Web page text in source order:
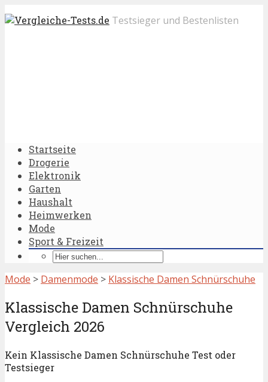
Testsieger und Bestenlisten
Startseite
Drogerie
Elektronik
Garten
Haushalt
Heimwerken
Mode
Sport & Freizeit
Mode > Damenmode > Klassische Damen Schnürschuhe
Klassische Damen Schnürschuhe
Vergleich 2026
Kein Klassische Damen Schnürschuhe Test oder
Testsieger